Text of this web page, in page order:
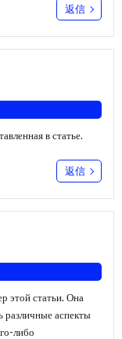
返信
в статье.
返信
этой статьи. Она
различные аспекты
либо